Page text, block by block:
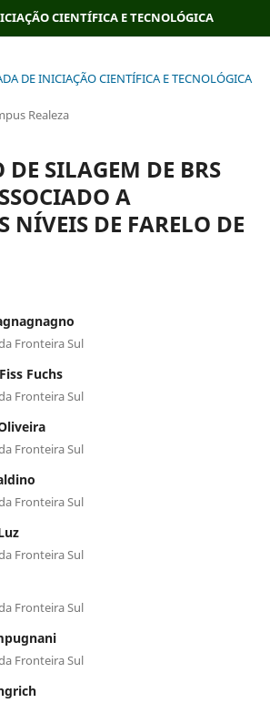
CIENTÍFICA E TECNOLÓGICA
DE INICIAÇÃO CIENTÍFICA E TECNOLÓGICA
Realeza
DE SILAGEM DE BRS
A
NÍVEIS DE FARELO DE
Fronteira Sul
Fuchs
Fronteira Sul
Fronteira Sul
Fronteira Sul
Fronteira Sul
Fronteira Sul
Fronteira Sul